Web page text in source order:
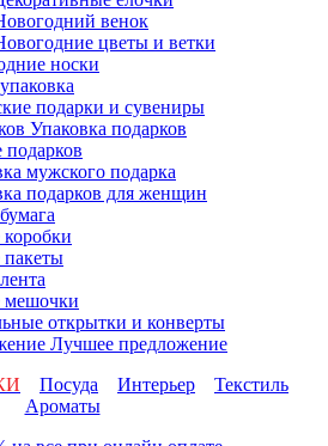
венок
цветы и ветки
носки
подарки и сувениры
Упаковка подарков
мужского подарка
подарков для женщин
мешочки
открытки и конверты
Лучшее предложение
Посуда Интерьер
Текстиль
Ароматы